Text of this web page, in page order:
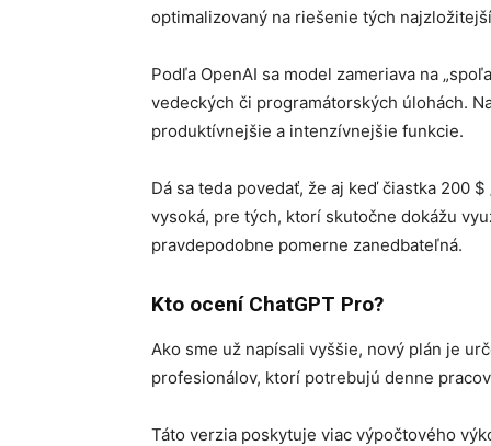
optimalizovaný na riešenie tých
Podľa OpenAI sa model zameriava na
vedeckých či programátorských úlohách.
produktívnejšie a intenzívnejšie funkcie.
Dá sa teda povedať, že aj keď čiastka 200
vysoká, pre tých, ktorí skutočne dokážu
pravdepodobne pomerne zanedbateľná.
Kto ocení ChatGPT Pro?
Ako sme už napísali vyššie, nový plán je
profesionálov, ktorí potrebujú denne
Táto verzia poskytuje viac výpočtového